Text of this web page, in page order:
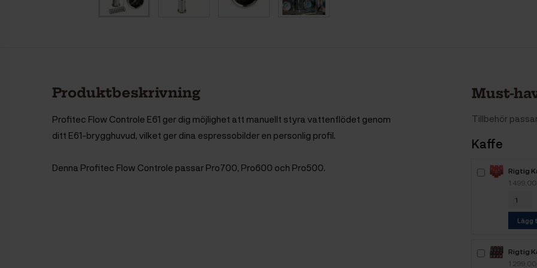
Produktbeskrivning
Profitec Flow Controle E61 ger dig möjlighet att manuellt styra vattenflödet genom
ditt E61-brygghuvud, vilket ger dina espressobilder en personlig profil.
Denna Profitec Flow Controle passar Pro700, Pro600 och Pro500.
Must-
Tillbehör
Kaffe
Rigtig
Intenso
1 499,00
Lägg
Rigtig
1 299,00